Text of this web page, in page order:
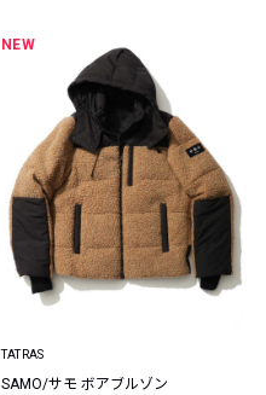
NEW
TATRAS
SAMO/サモ ボアブルゾン